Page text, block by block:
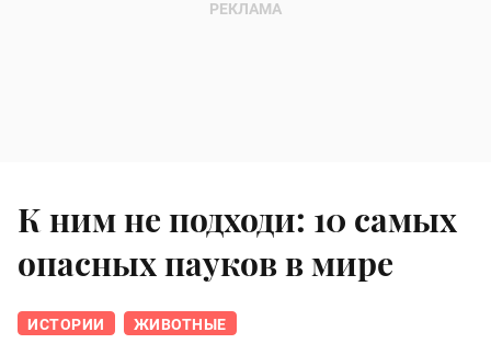
К ним не подходи: 10 самых
опасных пауков в мире
ИСТОРИИ ЖИВОТНЫЕ